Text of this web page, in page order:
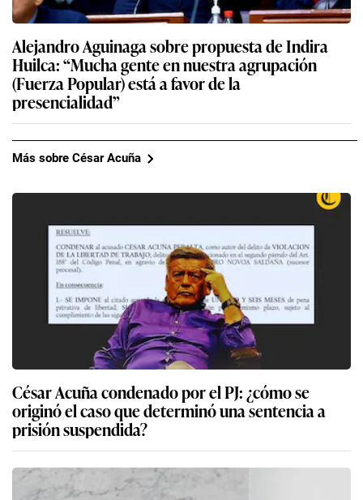
Alejandro Aguinaga sobre propuesta de Indira
Huilca: “Mucha gente en nuestra agrupación
(Fuerza Popular) está a favor de la
presencialidad”
Más sobre César Acuña
César Acuña condenado por el PJ: ¿cómo se
originó el caso que determinó una sentencia a
prisión suspendida?